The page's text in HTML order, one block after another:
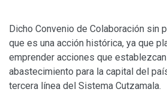
Dicho Convenio de Colaboración sin
que es una acción histórica, ya que
emprender acciones que
abastecimiento para la capital del
tercera línea del Sistema Cutzamala.